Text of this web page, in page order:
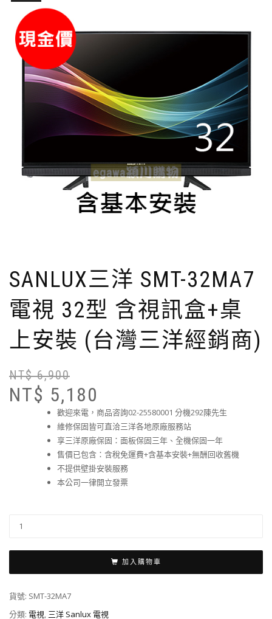
SANLUX三洋 SMT-32MA7
電視 32型 含視訊盒+桌
上安裝 (台灣三洋經銷商)
NT$6,900
NT$ 5,180
歡迎來電，商品咨詢02-25580001 分機292陳先生
維修保固皆可直洽三洋各地原廠服務站
享三洋原廠保固：面板保固三年、全機保固一年
售價已包含：含稅免運費+含基本安裝+無酬回收舊機
不提供壁掛安裝服務
本公司一律開立發票
加入購物車
貨號: SMT-32MA7
分類: 電視, 三洋 Sanlux 電視